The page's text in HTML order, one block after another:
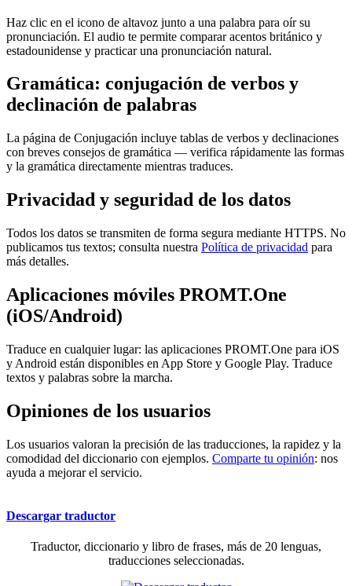
Haz clic en el icono de altavoz junto a una palabra para oír su
pronunciación. El audio te permite comparar acentos británico y
estadounidense y practicar una pronunciación natural.
Gramática: conjugación de verbos y
declinación de palabras
La página de Conjugación incluye tablas de verbos y declinaciones
con breves consejos de gramática — verifica rápidamente las formas
y la gramática directamente mientras traduces.
Privacidad y seguridad de los datos
Todos los datos se transmiten de forma segura mediante HTTPS. No
publicamos tus textos; consulta nuestra Política de privacidad para
más detalles.
Aplicaciones móviles PROMT.One
(iOS/Android)
Traduce en cualquier lugar: las aplicaciones PROMT.One para iOS
y Android están disponibles en App Store y Google Play. Traduce
textos y palabras sobre la marcha.
Opiniones de los usuarios
Los usuarios valoran la precisión de las traducciones, la rapidez y la
comodidad del diccionario con ejemplos. Comparte tu opinión: nos
ayuda a mejorar el servicio.
Descargar traductor
Traductor, diccionario y libro de frases, más de 20 lenguas,
traducciones seleccionadas.